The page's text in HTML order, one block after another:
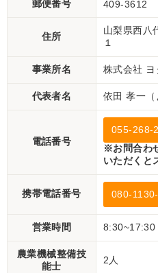
郵便番号 409-3612
住所
山梨県西八
１
事業所名 株式会社
代表者名 依田 孝一
電話番号
055-268-
※お問合わ
いただくと
携帯電話番号 080-
営業時間 8:30~17:30
農業機械整備技
能士
2人